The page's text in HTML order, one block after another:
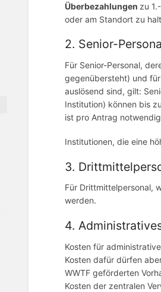
Überbezahlungen zu
oder am Standort zu
2. Senior-
Für Senior-Personal,
gegenübersteht) und
auslösend sind, gilt:
Institution) können bis
ist pro Antrag
Institutionen, die eine
3.
Für Drittmittelpersonal,
werden.
4.
Kosten für
Kosten dafür dürfen
WWTF geförderten
Kosten der zentralen